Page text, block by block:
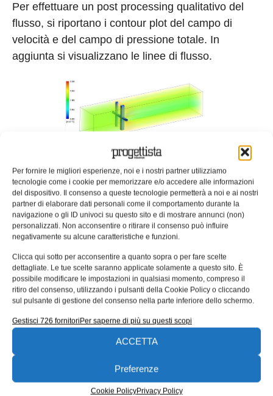
Per fornire le migliori esperienze, noi e i nostri partner utilizziamo
tecnologie come i cookie per memorizzare e/o accedere alle informazioni
del dispositivo. Il consenso a queste tecnologie permetterà a noi e ai nostri
partner di elaborare dati personali come il comportamento durante la
navigazione o gli ID univoci su questo sito e di mostrare annunci (non)
personalizzati. Non acconsentire o ritirare il consenso può influire
negativamente su alcune caratteristiche e funzioni.
Clicca qui sotto per acconsentire a quanto sopra o per fare scelte
dettagliate. Le tue scelte saranno applicate solamente a questo sito. È
possibile modificare le impostazioni in qualsiasi momento, compreso il
ritiro del consenso, utilizzando i pulsanti della Cookie Policy o cliccando
sul pulsante di gestione del consenso nella parte inferiore dello schermo.
Gestisci 726 fornitoriPer saperne di più su questi scopi
ACCETTA
Preferenze
Cookie PolicyPrivacy Policy
Per effettuare un post processing qualitativo del
flusso, si riportano i contour plot del campo di
velocità e del campo di pressione totale. In
aggiunta si visualizzano le linee di flusso.
Velocity volume Rendering
Plane Contour Plot Total Pressure
Streamline + Vector